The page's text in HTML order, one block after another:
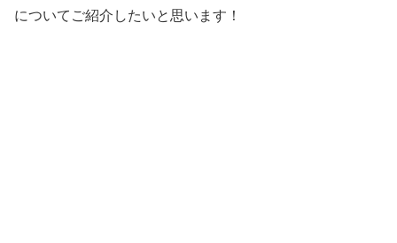
についてご紹介したいと思います！